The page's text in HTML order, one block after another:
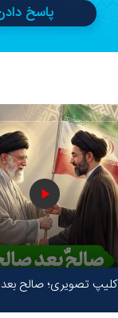
پاسخ
کلیپ تصویری؛ صالح